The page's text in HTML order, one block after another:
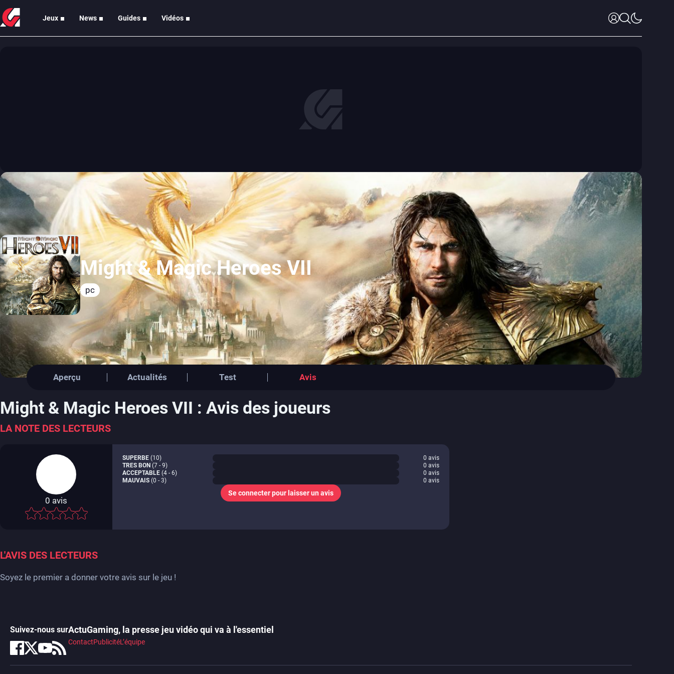
Jeux News Guides Vidéos
Might & Magic Heroes VII
pc
Aperçu Actualités Test Avis
Might & Magic Heroes VII : Avis des joueurs
LA NOTE DES LECTEURS
-
0 avis
SUPERBE (10) 0 avis
TRES BON (7 - 9) 0 avis
ACCEPTABLE (4 - 6) 0 avis
MAUVAIS (0 - 3) 0 avis
Se connecter pour laisser un avis
L'AVIS DES LECTEURS
Soyez le premier a donner votre avis sur le jeu !
Suivez-nous surActuGaming, la presse jeu vidéo qui va à l'essentiel
ContactPublicitéL’équipe